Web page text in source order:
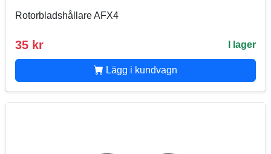
Rotorbladshållare AFX4
35 kr I lager
Lägg i kundvagn